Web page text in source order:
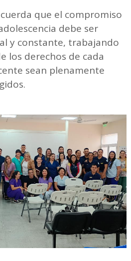
que el compromiso
debe ser
y constante, trabajando
los derechos de cada
sean plenamente